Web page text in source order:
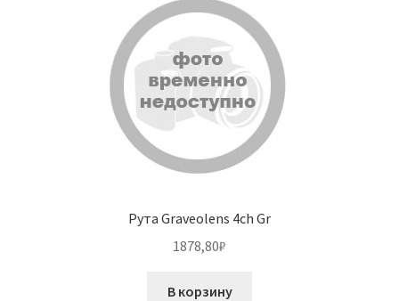
Рута Graveolens 4ch Gr
1878,80₽
В корзину